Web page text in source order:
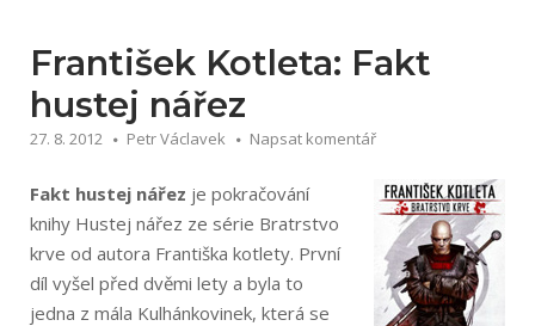
(Bratrsvo
3)“
František Kotleta: Fakt
hustej nářez
27. 8. 2012 Petr Václavek Napsat komentář
Fakt hustej nářez je pokračování
knihy Hustej nářez ze série Bratrstvo
krve od autora Františka kotlety. První
díl vyšel před dvěmi lety a byla to
jedna z mála Kulhánkovinek, která se